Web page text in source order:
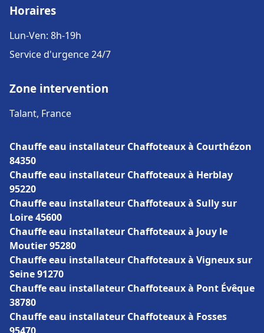
Horaires
Lun-Ven: 8h-19h
Service d'urgence 24/7
Zone intervention
Talant, France
Chauffe eau installateur Chaffoteaux à Courthézon
84350
Chauffe eau installateur Chaffoteaux à Herblay
95220
Chauffe eau installateur Chaffoteaux à Sully sur
Loire 45600
Chauffe eau installateur Chaffoteaux à Jouy le
Moutier 95280
Chauffe eau installateur Chaffoteaux à Vigneux sur
Seine 91270
Chauffe eau installateur Chaffoteaux à Pont Évêque
38780
Chauffe eau installateur Chaffoteaux à Fosses